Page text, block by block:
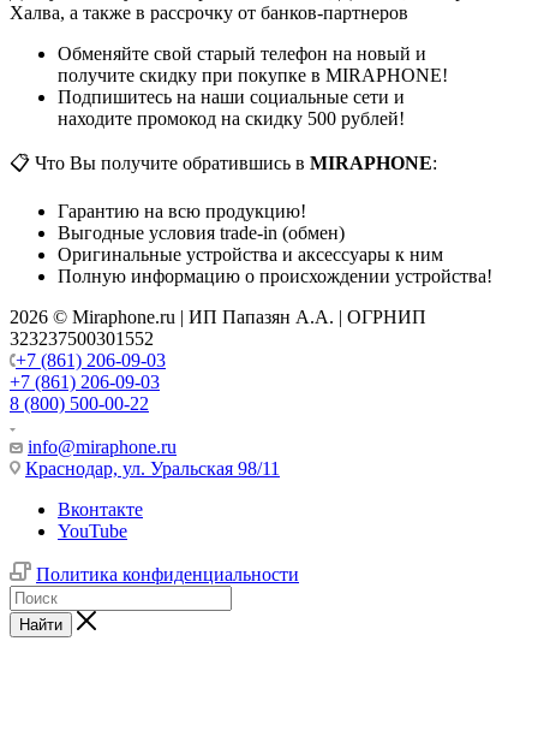
Халва, а также в рассрочку от банков-партнеров
Обменяйте свой старый телефон на новый и
получите скидку при покупке в MIRAPHONE!
Подпишитесь на наши социальные сети и
находите промокод на скидку 500 рублей!
📋 Что Вы получите обратившись в MIRAPHONE:
Гарантию на всю продукцию!
Выгодные условия trade-in (обмен)
Оригинальные устройства и аксессуары к ним
Полную информацию о происхождении устройства!
2026 © Miraphone.ru | ИП Папазян А.А. | ОГРНИП
323237500301552
+7 (861) 206-09-03
+7 (861) 206-09-03
8 (800) 500-00-22
info@miraphone.ru
Краснодар, ул. Уральская 98/11
Вконтакте
YouTube
Политика конфиденциальности
Найти